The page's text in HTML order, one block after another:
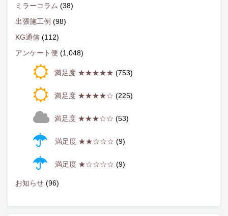
ミラーコラム (38)
出張施工例 (98)
KG通信 (112)
アンケート便 (1,048)
満足度 ★★★★★ (753)
満足度 ★★★★☆ (225)
満足度 ★★★☆☆ (53)
満足度 ★★☆☆☆ (9)
満足度 ★☆☆☆☆ (9)
お知らせ (96)